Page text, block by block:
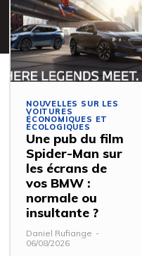
NOUVELLES SUR LES
VOITURES
ÉCONOMIQUES ET
ÉCOLOGIQUES
Une pub du film
Spider-Man sur
les écrans de
vos BMW :
normale ou
insultante ?
Daniel Rufiange -
06/08/2026